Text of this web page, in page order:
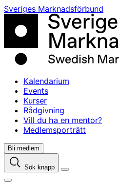
Skip
content
Sveriges Marknadsförbund
Kalendarium
Events
Kurser
Rådgivning
Vill du ha en mentor?
Medlemsporträtt
Bli medlem
Sök knapp